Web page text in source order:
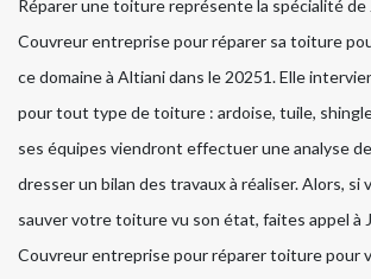
Réparer une toiture représente la spécialité de
Couvreur entreprise pour réparer sa toiture
ce domaine à Altiani dans le 20251. Elle
pour tout type de toiture : ardoise, tuile,
ses équipes viendront effectuer une analyse
dresser un bilan des travaux à réaliser. Alors, si
sauver votre toiture vu son état, faites appel à
Couvreur entreprise pour réparer toiture pour